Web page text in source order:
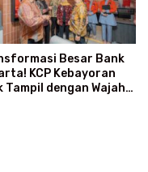
Besar Bank
KCP Kebayoran
Tampil dengan Wajah